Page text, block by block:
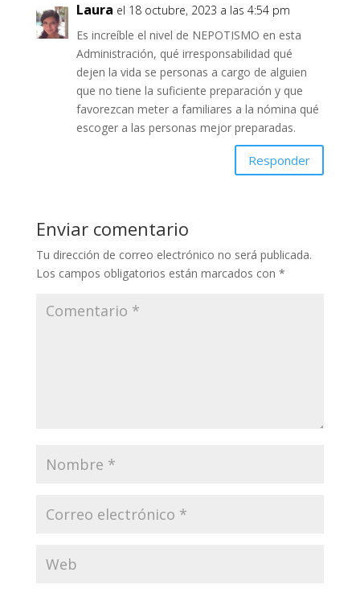
Laura el 18 octubre, 2023 a las 4:54 pm
Es increíble el nivel de NEPOTISMO en esta
Administración, qué irresponsabilidad qué
dejen la vida se personas a cargo de alguien
que no tiene la suficiente preparación y que
favorezcan meter a familiares a la nómina qué
escoger a las personas mejor preparadas.
Responder
Enviar comentario
Tu dirección de correo electrónico no será publicada.
Los campos obligatorios están marcados con *